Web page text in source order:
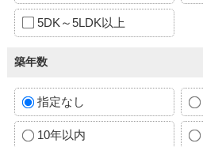
5DK～5LDK以上
築年数
指定なし
10年以内